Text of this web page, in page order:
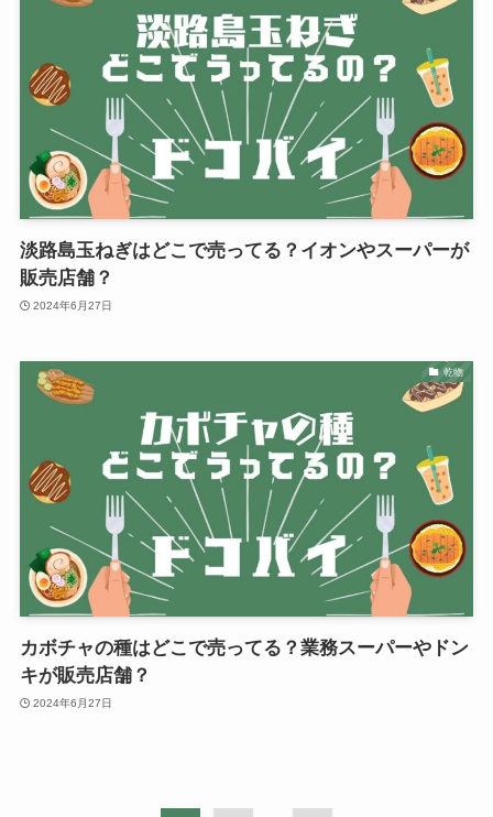
淡路島玉ねぎはどこで売ってる？イオンやスーパーが
販売店舗？
2024年6月27日
乾物
カボチャの種はどこで売ってる？業務スーパーやドン
キが販売店舗？
2024年6月27日